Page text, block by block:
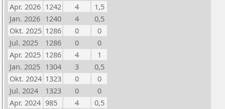
Apr. 2026 1242 4
1,5
Jan. 2026 1240 4
0,5
Okt. 2025 1286 0
0
Jul. 2025
1286 0
0
Apr. 2025 1286 4
1
Jan. 2025 1304 3
0,5
Okt. 2024 1323 0
0
Jul. 2024
1323 0
0
Apr. 2024 985 4
0,5